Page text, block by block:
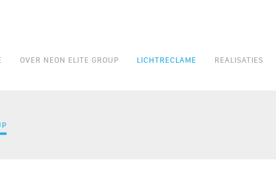
OVER NEON ELITE GROUP LICHTRECLAME REALISATIES